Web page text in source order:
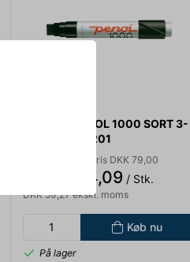
MARKER PENOL 1000 SORT 3-
16MM 12819201
Standard salgspris DKK 79,00
DKK 74,09 / Stk.
DKK 59,27 ekskl. moms
Køb nu
På lager